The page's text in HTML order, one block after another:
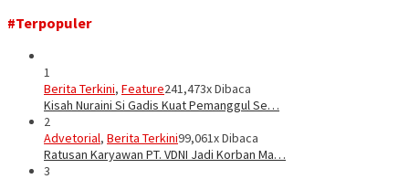
#Terpopuler
1
Berita Terkini, Feature241,473x Dibaca
Kisah Nuraini Si Gadis Kuat Pemanggul Se…
2
Advetorial, Berita Terkini99,061x Dibaca
Ratusan Karyawan PT. VDNI Jadi Korban Ma…
3